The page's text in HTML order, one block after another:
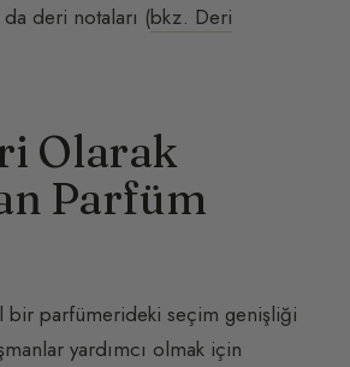
deri notaları (bkz. Deri
Olarak
Parfüm
bir parfümerideki seçim genişliği
yardımcı olmak için